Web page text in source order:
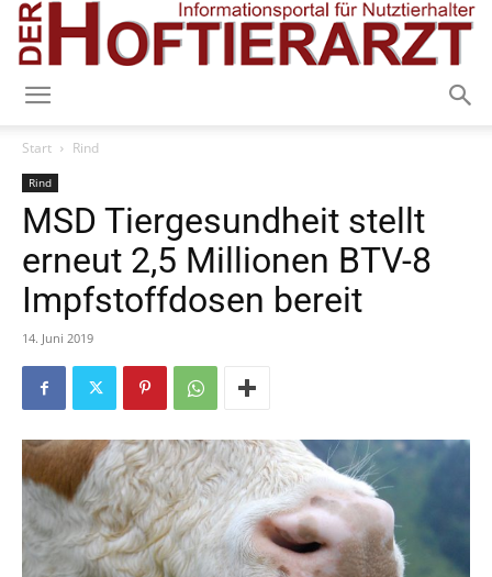
Start Rind
Rind
MSD Tiergesundheit stellt
erneut 2,5 Millionen BTV-8
Impfstoffdosen bereit
14. Juni 2019